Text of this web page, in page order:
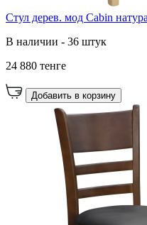
Стул дерев. мод Cabin
В наличии - 36 штук
24 880 тенге
Добавить в корзину